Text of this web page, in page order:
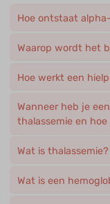
Hoe ontstaat
Waarop wordt het
Hoe werkt een
Wanneer heb je
thalassemie en
Wat is
Wat is een